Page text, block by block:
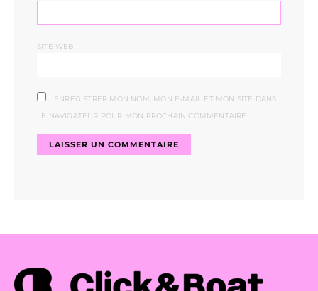
SITE WEB
ENREGISTRER MON NOM, MON E-MAIL ET MON SITE DANS
LE NAVIGATEUR POUR MON PROCHAIN COMMENTAIRE.